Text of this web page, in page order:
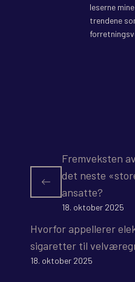
leserne
trendene
Fremveksten
det neste
ansatte?
18. oktober 2025
Hvorfor appellerer
sigaretter til
18. oktober 2025